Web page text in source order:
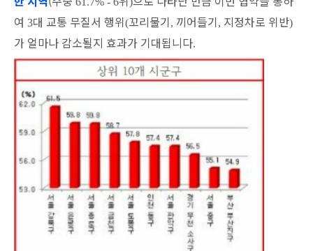
여 3대 교통 무질서 행위(꼬리물기, 끼어들기, 지정차로 위반)
가 얼마나 감소될지 효과가 기대됩니다.